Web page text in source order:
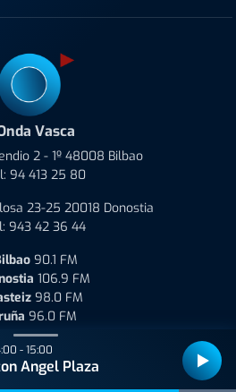
Vasca
2 - 1º 48008 Bilbao
94 413 25 80
23-25 20018 Donostia
943 42 36 44
90.1 FM
106.9 FM
98.0 FM
96.0 FM
- 15:00
Angel Plaza